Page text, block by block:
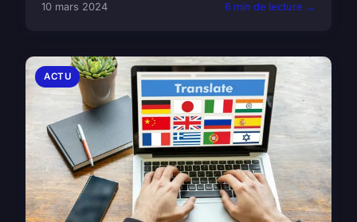
10 mars 2024 6 min de lecture →
ACTU